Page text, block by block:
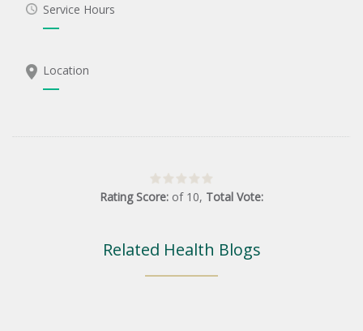
Service Hours
Location
Rating Score: of 10, Total Vote:
Related Health Blogs